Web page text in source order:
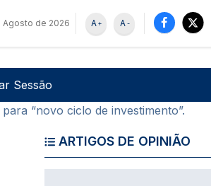
Agosto de 2026 -
A
+
A
de utilizador
Sessão
“novo ciclo de investimento”.
ARTIGOS DE OPINIÃO